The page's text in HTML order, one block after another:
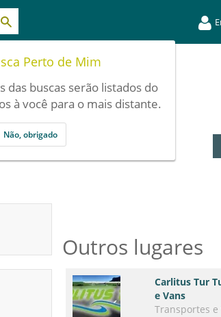
Perto de Mim
das buscas serão listados do
à você para o mais distante.
Não, obrigado
Outros lugares
Carlitus Tur
e Vans
Transportes e